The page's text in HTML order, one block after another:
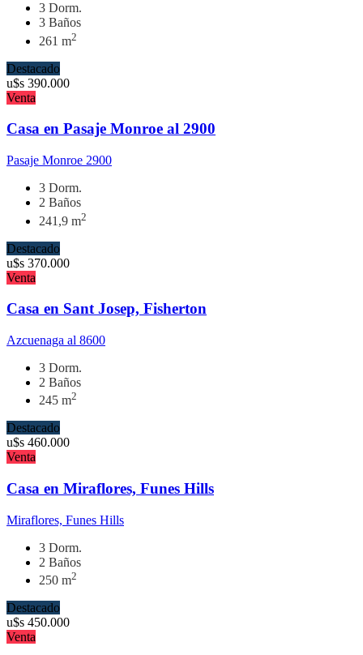
3 Dorm.
3 Baños
261 m2
Destacado
u$s 390.000
Venta
Casa en Pasaje Monroe al 2900
Pasaje Monroe 2900
3 Dorm.
2 Baños
241,9 m2
Destacado
u$s 370.000
Venta
Casa en Sant Josep, Fisherton
Azcuenaga al 8600
3 Dorm.
2 Baños
245 m2
Destacado
u$s 460.000
Venta
Casa en Miraflores, Funes Hills
Miraflores, Funes Hills
3 Dorm.
2 Baños
250 m2
Destacado
u$s 450.000
Venta